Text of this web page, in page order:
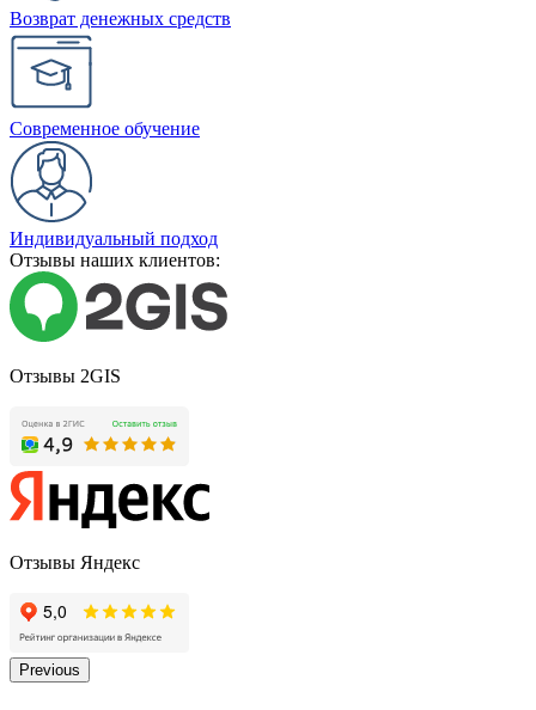
Возврат денежных средств
Современное обучение
Индивидуальный подход
Отзывы наших клиентов:
Отзывы 2GIS
Отзывы Яндекс
Previous